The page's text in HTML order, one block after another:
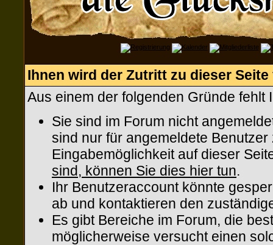
Ihnen wird der Zutritt zu dieser
Aus einem der folgenden Gründe
Sie sind im Forum nicht
sind nur für angemeldete
Eingabemöglichkeit auf dieser
sind, können Sie dies hier tun.
Ihr Benutzeraccount könnte
ab und kontaktieren den
Es gibt Bereiche im Forum, die
möglicherweise versucht einen